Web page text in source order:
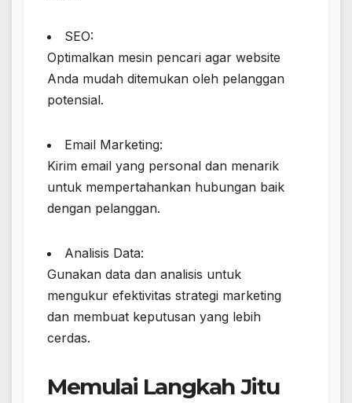
SEO:
Optimalkan mesin pencari agar website
Anda mudah ditemukan oleh pelanggan
potensial.
Email Marketing:
Kirim email yang personal dan menarik
untuk mempertahankan hubungan baik
dengan pelanggan.
Analisis Data:
Gunakan data dan analisis untuk
mengukur efektivitas strategi marketing
dan membuat keputusan yang lebih
cerdas.
Memulai Langkah Jitu